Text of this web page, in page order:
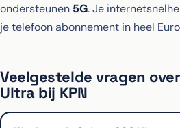
ondersteunen 5G. Je
je telefoon abonnement in heel
Veelgestelde vragen
Ultra bij KPN